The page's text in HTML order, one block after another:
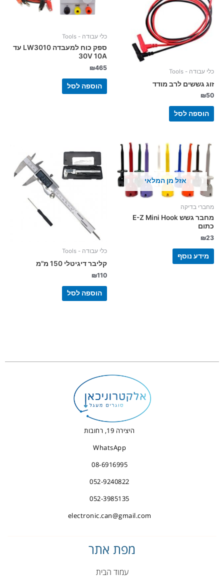
כלי עבודה - Tools
זוג גששים לרב מודד
₪50
הוספה לסל
כלי עבודה - Tools
ספק כוח למעבדה LW3010 עד
30V 10A
₪465
הוספה לסל
אזל מן המלאי
מחברי בדיקה
מחבר גשש E-Z Mini Hook
כתום
₪23
מידע נוסף
כלי עבודה - Tools
קליבר דיגיטלי 150 מ"מ
₪110
הוספה לסל
היצירה 19, רחובות
WhatsApp
08-6916995
052-9240822
052-3985135
electronic.can@gmail.com
מפת אתר
עמוד הבית